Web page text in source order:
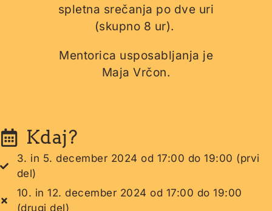
spletna srečanja po dve uri
(skupno 8 ur).
Mentorica usposabljanja je
Maja Vrčon.
Kdaj?
3. in 5. december 2024 od 17:00 do 19:00 (prvi
del)
10. in 12. december 2024 od 17:00 do 19:00
(drugi del)